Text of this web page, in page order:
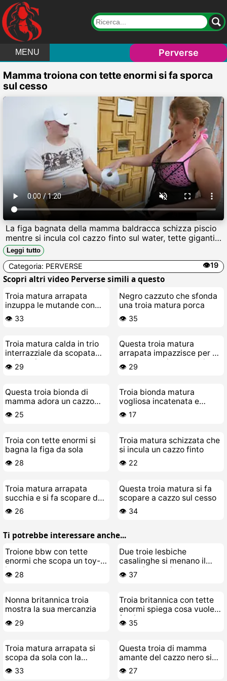
MENU Perverse
Mamma troiona con tette enormi si fa sporca
sul cesso
La figa bagnata della mamma baldracca schizza piscio
mentre si incula col cazzo finto sul water, tette giganti
che sbattono, urlando scopami il culo troia e si riempie
di sborra finta Porca indecente.
Leggi tutto
Categoria: PERVERSE 👁️19
Scopri altri video Perverse simili a questo
Troia matura arrapata
inzuppa le mutande con
sborra schizzare
👁️ 33
Negro cazzuto che sfonda
una troia matura porca
👁️ 35
Troia matura calda in trio
interrazziale da scopata
selvaggia
👁️ 29
Questa troia matura
arrapata impazzisce per un
cazzo nero giovane e duro
👁️ 29
Questa troia bionda di
mamma adora un cazzo
nero
👁️ 25
Troia bionda matura
vogliosa incatenata e
perversa sul cesso
👁️ 17
Troia con tette enormi si
bagna la figa da sola
👁️ 28
Troia matura schizzata che
si incula un cazzo finto
👁️ 22
Troia matura arrapata
succhia e si fa scopare da
un negro
👁️ 26
Questa troia matura si fa
scopare a cazzo sul cesso
👁️ 34
Ti potrebbe interessare anche...
Troione bbw con tette
enormi che scopa un toy-
boy
👁️ 28
Due troie lesbiche
casalinghe si menano il
cazzo in soggiorno
👁️ 37
Nonna britannica troia
mostra la sua mercanzia
👁️ 29
Troia britannica con tette
enormi spiega cosa vuole
farsi scopare
👁️ 35
Troia matura arrapata si
scopa da sola con la
bacchetta Hitachi
👁️ 33
Questa troia di mamma
amante del cazzo nero si
prende la sua sborrata
quotidiana
👁️ 27